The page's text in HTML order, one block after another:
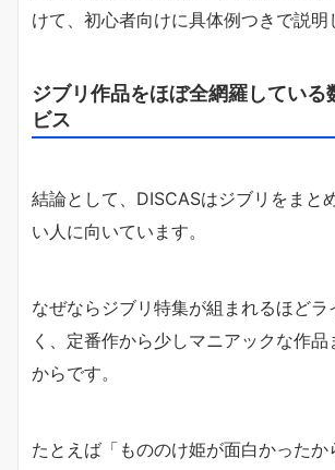
けて、初心者向けに具体例つきで説明
ジブリ作品をほぼ全網羅している
ビス
結論として、DISCASはジブリをまと
い人に向いています。
なぜならジブリ特集が組まれるほど
く、定番作から少しマニアックな作
からです。
たとえば「もののけ姫が面白かったか